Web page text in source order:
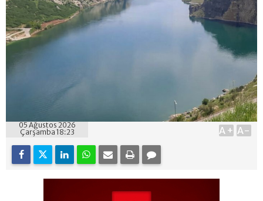
05 Ağustos 2026
Çarşamba 18:23
A+ A-